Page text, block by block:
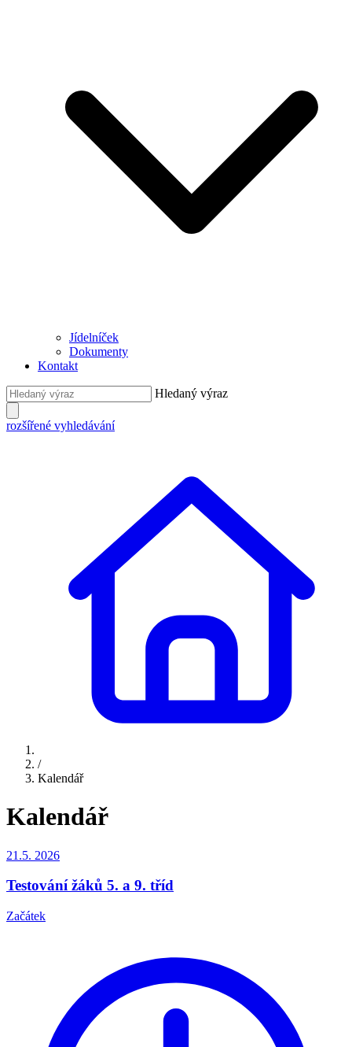
Jídelníček
Dokumenty
Kontakt
Hledaný výraz
rozšířené vyhledávání
/
Kalendář
Kalendář
21.5. 2026
Testování žáků 5. a 9. tříd
Začátek